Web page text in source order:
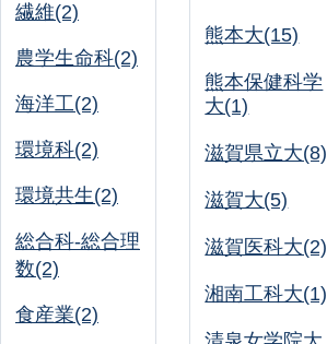
繊維(2)
農学生命科(2)
海洋工(2)
環境科(2)
環境共生(2)
総合科-総合理
数(2)
食産業(2)
熊本大(15)
熊本保健科学
大(1)
滋賀県立大(8)
滋賀大(5)
滋賀医科大(2)
湘南工科大(1)